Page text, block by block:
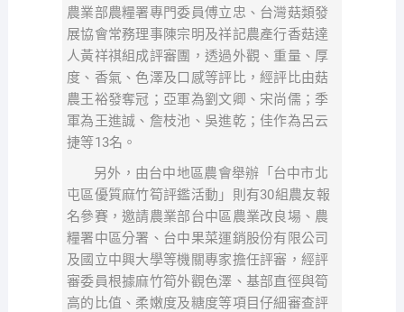
農業部農糧署專門委員傅立忠、台灣菇類發
展協會常務理事陳宗明及祥記農產行香菇達
人黃祥祺組成評審團，透過外觀、重量、厚
度、香氣、色澤及口感等評比，經評比由菇
農王裕發奪冠；亞軍為劉文卿、宋尚儒；季
軍為王進誠、詹枝池、吳進乾；佳作為呂云
捷等13名。
另外，由台中地區農會舉辦「台中市北
屯區優質麻竹筍評鑑活動」則有30組農友報
名參賽，邀請農業部台中區農業改良場、農
糧署中區分署、台中果菜運銷股份有限公司
及國立中興大學等機關專家擔任評審，經評
審委員根據麻竹筍外觀色澤、基部直徑與筍
高的比值、柔嫩度及糖度等項目仔細審查評